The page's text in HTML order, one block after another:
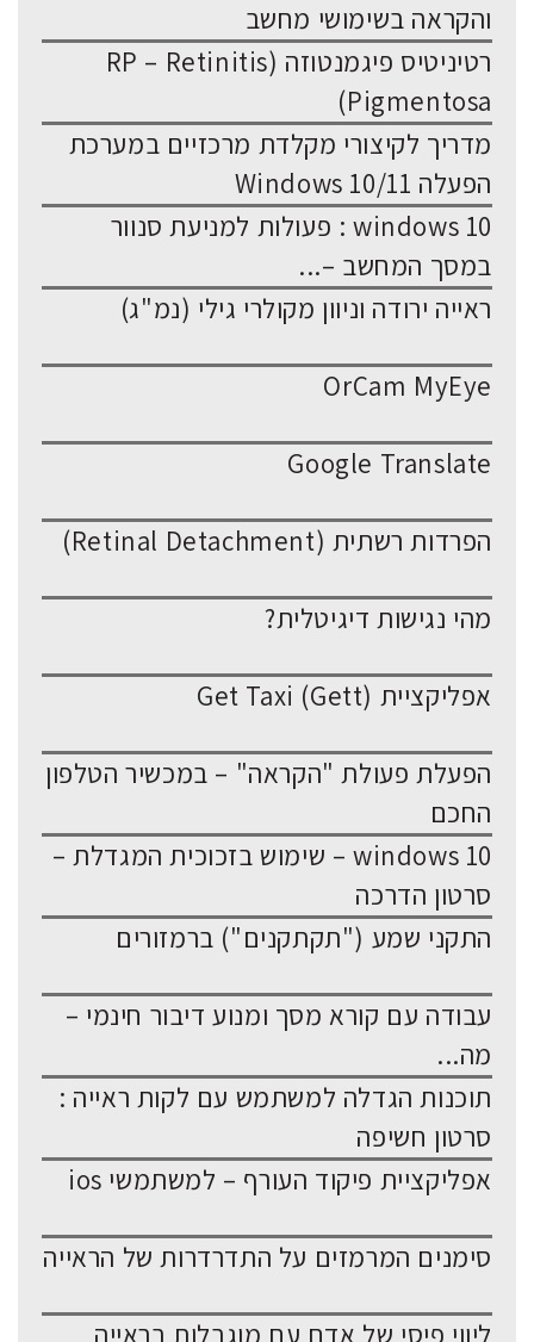
והקראה בשימושי מחשב
רטיניטיס פיגמנטוזה (RP – Retinitis
Pigmentosa)
מדריך לקיצורי מקלדת מרכזיים במערכת
הפעלה Windows 10/11
windows 10 : פעולות למניעת סנוור
במסך המחשב –...
ראייה ירודה וניוון מקולרי גילי (נמ"ג)
OrCam MyEye
Google Translate
הפרדות רשתית (Retinal Detachment)
מהי נגישות דיגיטלית?
אפליקציית Get Taxi (Gett)
הפעלת פעולת "הקראה" – במכשיר הטלפון
החכם
windows 10 – שימוש בזכוכית המגדלת –
סרטון הדרכה
התקני שמע ("תקתקנים") ברמזורים
עבודה עם קורא מסך ומנוע דיבור חינמי –
מה...
תוכנות הגדלה למשתמש עם לקות ראייה :
סרטון חשיפה
אפליקציית פיקוד העורף – למשתמשי ios
סימנים המרמזים על התדרדרות של הראייה
ליווי פיסי של אדם עם מוגבלות בראייה